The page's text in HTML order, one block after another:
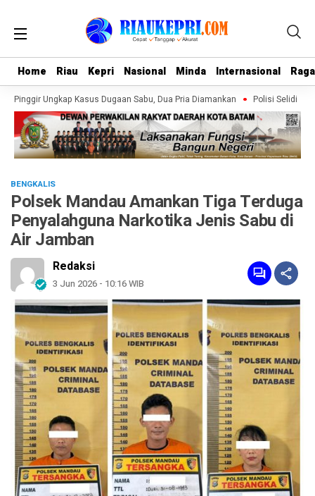
Home Riau Kepri Nasional Minda Internasional
Home Riau Kepri Nasional Minda Internasional
Pinggir Ungkap Kasus Dugaan Sabu, Dua Pria Diamankan Polisi Selidiki
BENGKALIS
Polsek Mandau Amankan Tiga Terduga
Penyalahguna Narkotika Jenis Sabu di
Air Jamban
Redaksi
3 Jun 2026 - 10:16 WIB